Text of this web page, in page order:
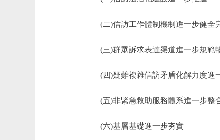
(二)信訪工作體制機制進一步健全
(三)群眾訴求表達渠道進一步規範
(四)疑難複雜信訪矛盾化解力度進
(五)非緊急救助服務體系進一步整
(六)基層基礎進一步夯實